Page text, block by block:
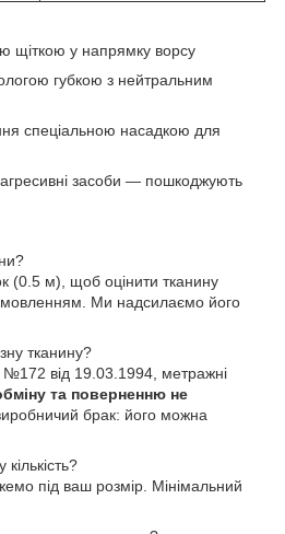
щіткою у напрямку ворсу
губкою з нейтральним
спеціальною насадкою для
засоби — пошкоджують
(0.5 м), щоб оцінити тканину
Ми надсилаємо його
тканину?
від 19.03.1994, метражні
та поверненню не
брак: його можна
під ваш розмір. Мінімальний